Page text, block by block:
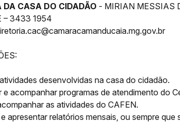
DA CASA DO CIDADÃO - MIRIAN MESSIAS
– 3433 1954
desenvolvidas na casa do cidadão.
e acompanhar programas de atendimento do
as atividades do CAFEN.
apresentar relatórios mensais, ou sempre